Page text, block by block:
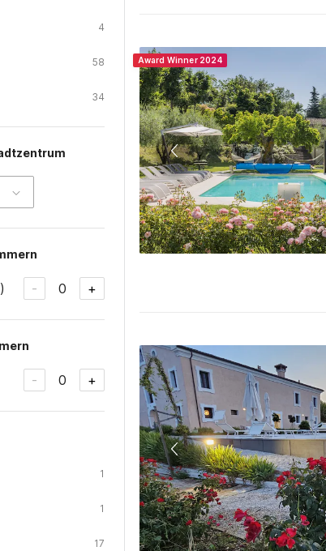
4
58
34
- 0 +
- 0 +
1
1
17
Award Winner 2024